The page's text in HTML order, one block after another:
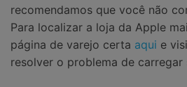
recomendamos que você não
Para localizar a loja da Apple
página de varejo certa aqui e
resolver o problema de carregar